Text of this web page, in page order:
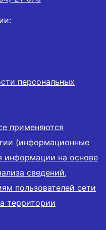
персональных
применяются
(информационные
информации на основе
сведений,
пользователей сети
территории